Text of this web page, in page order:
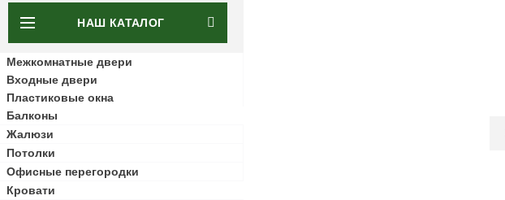
НАШ КАТАЛОГ
Межкомнатные двери
Входные двери
Пластиковые окна
Балконы
Жалюзи
Потолки
Офисные перегородки
Кровати